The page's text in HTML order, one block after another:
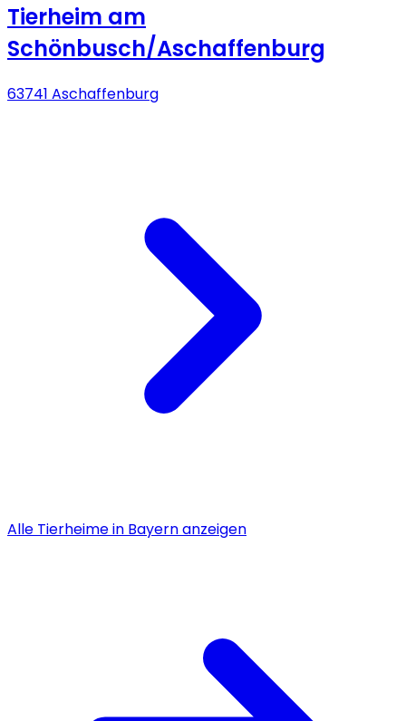
Tierheim am
Schönbusch/Aschaffenburg
63741 Aschaffenburg
Alle Tierheimein Bayernanzeigen